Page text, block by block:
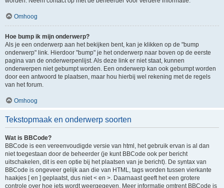
Omhoog
Hoe bump ik mijn onderwerp?
Als je een onderwerp aan het bekijken bent, kan je klikken op de "bump
onderwerp" link. Hierdoor "bump" je het onderwerp naar boven op de eerste
pagina van de onderwerpenlijst. Als deze link er niet staat, kunnen
onderwerpen niet gebumpt worden. Een onderwerp kan ook gebumpt worden
door een antwoord te plaatsen, maar hou hierbij wel rekening met de regels
van het forum.
Omhoog
Tekstopmaak en onderwerp soorten
Wat is BBCode?
BBCode is een vereenvoudigde versie van html, het gebruik ervan is al dan
niet toegestaan door de beheerder (je kunt BBCode ook per bericht
uitschakelen, dit is een optie bij het plaatsen van je bericht). De syntax van
BBCode is ongeveer gelijk aan die van HTML, tags worden tussen vierkante
haakjes [ en ] geplaatst, dus niet < en >. Daarnaast geeft het een grotere
controle over hoe iets wordt weergegeven. Meer informatie omtrent BBCode is